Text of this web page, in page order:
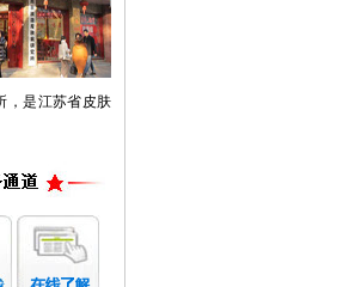
，是江苏省皮肤